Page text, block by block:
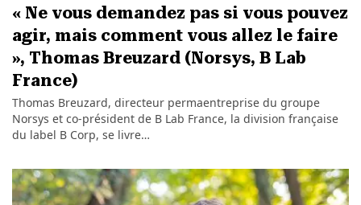
« Ne vous demandez pas si vous pouvez
agir, mais comment vous allez le faire
», Thomas Breuzard (Norsys, B Lab
France)
Thomas Breuzard, directeur permaentreprise du groupe
Norsys et co-président de B Lab France, la division française
du label B Corp, se livre…